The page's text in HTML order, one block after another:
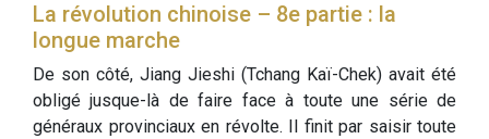
La révolution chinoise – 8e partie : la
longue marche
De son côté, Jiang Jieshi (Tchang Kaï-Chek) avait été
obligé jusque-là de faire face à toute une série de
généraux provinciaux en révolte. Il finit par saisir toute